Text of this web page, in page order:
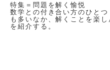
特集＝問題を解く愉悦
数学との付き合い方のひと
も多いなか、解くことを楽
を紹介する。